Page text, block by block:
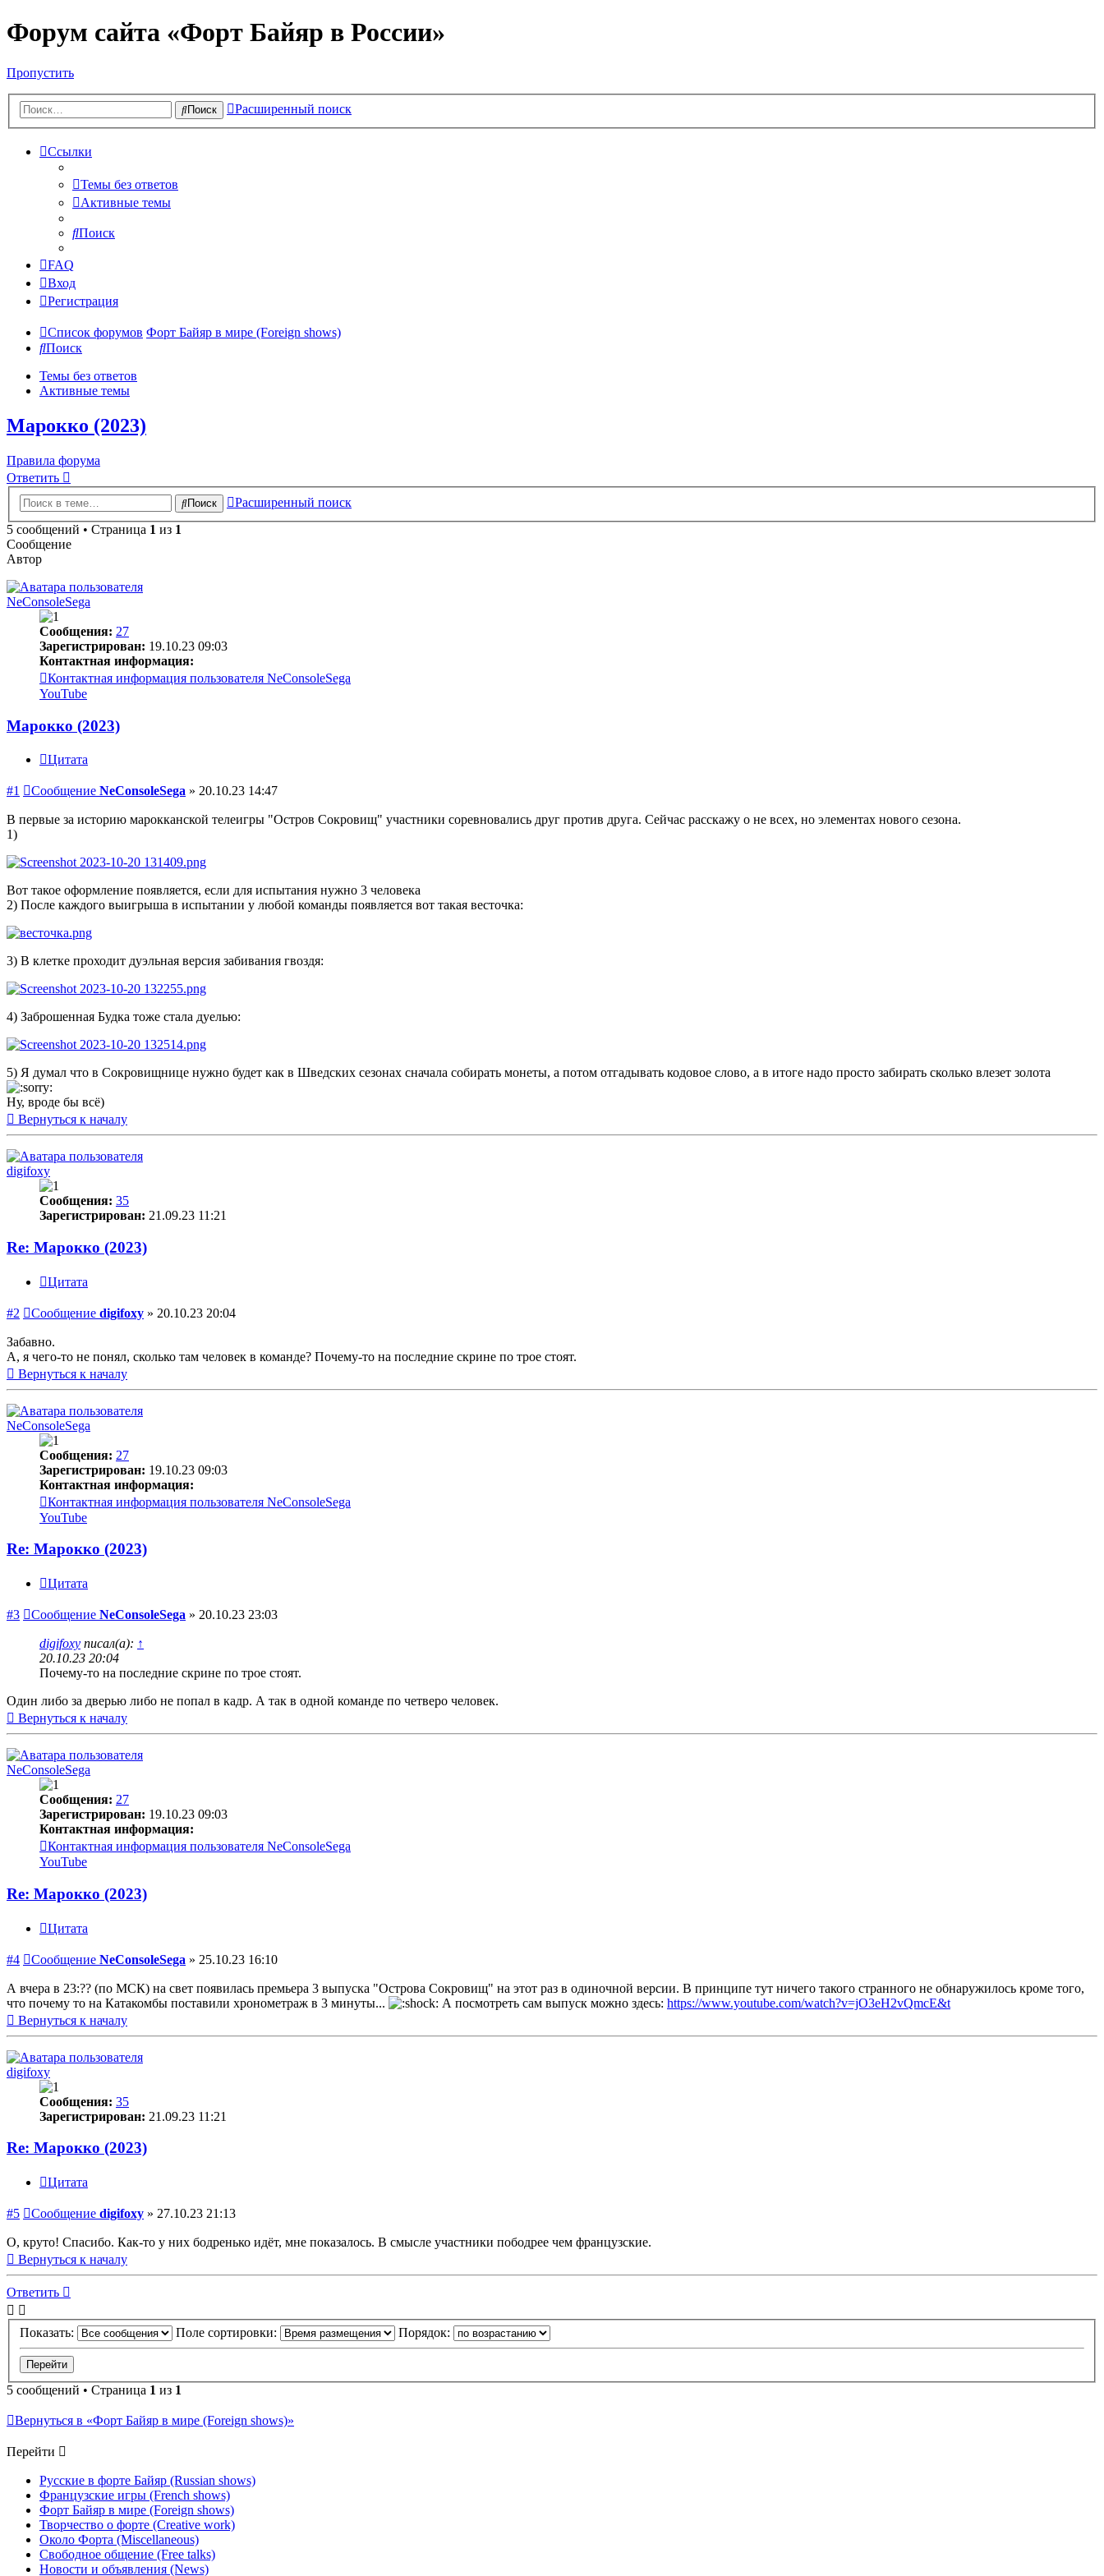
Форум сайта «Форт Байяр в России»
Пропустить
Поиск Расширенный поиск
Ссылки
Темы без ответов
Активные темы
Поиск
FAQ
Вход
Регистрация
Список форумов Форт Байяр в мире (Foreign shows)
Поиск
Темы без ответов
Активные темы
Марокко (2023)
Правила форума
Ответить
Поиск
Расширенный поиск
5 сообщений • Страница 1 из 1
Сообщение
Автор
NeConsoleSega
Сообщения: 27
Зарегистрирован: 19.10.23 09:03
Контактная информация:
Контактная информация пользователя NeConsoleSega
YouTube
Марокко (2023)
Цитата
#1 Сообщение NeConsoleSega » 20.10.23 14:47
В первые за историю марокканской телеигры "Остров Сокровищ" участники соревновались друг против друга. Сейчас расскажу о не всех, но элементах нового сезона.
1)
Вот такое оформление появляется, если для испытания нужно 3 человека
2) После каждого выигрыша в испытании у любой команды появляется вот такая весточка:
3) В клетке проходит дуэльная версия забивания гвоздя:
4) Заброшенная Будка тоже стала дуелью:
5) Я думал что в Сокровищнице нужно будет как в Шведских сезонах сначала собирать монеты, а потом отгадывать кодовое слово, а в итоге надо просто забирать сколько влезет золота
Ну, вроде бы всё)
Вернуться к началу
digifoxy
Сообщения: 35
Зарегистрирован: 21.09.23 11:21
Re: Марокко (2023)
Цитата
#2 Сообщение digifoxy » 20.10.23 20:04
Забавно.
А, я чего-то не понял, сколько там человек в команде? Почему-то на последние скрине по трое стоят.
Вернуться к началу
NeConsoleSega
Сообщения: 27
Зарегистрирован: 19.10.23 09:03
Контактная информация:
Контактная информация пользователя NeConsoleSega
YouTube
Re: Марокко (2023)
Цитата
#3 Сообщение NeConsoleSega » 20.10.23 23:03
digifoxy писал(а): ↑
20.10.23 20:04
Почему-то на последние скрине по трое стоят.
Один либо за дверью либо не попал в кадр. А так в одной команде по четверо человек.
Вернуться к началу
NeConsoleSega
Сообщения: 27
Зарегистрирован: 19.10.23 09:03
Контактная информация:
Контактная информация пользователя NeConsoleSega
YouTube
Re: Марокко (2023)
Цитата
#4 Сообщение NeConsoleSega » 25.10.23 16:10
А вчера в 23:?? (по МСК) на свет появилась премьера 3 выпуска "Острова Сокровищ" на этот раз в одиночной версии. В принципе тут ничего такого странного не обнаружилось кроме того,
что почему то на Катакомбы поставили хронометраж в 3 минуты...
А посмотреть сам выпуск можно здесь: https://www.youtube.com/watch?v=jO3eH2vQmcE&t
Вернуться к началу
digifoxy
Сообщения: 35
Зарегистрирован: 21.09.23 11:21
Re: Марокко (2023)
Цитата
#5 Сообщение digifoxy » 27.10.23 21:13
О, круто! Спасибо. Как-то у них бодренько идёт, мне показалось. В смысле участники пободрее чем французские.
Вернуться к началу
Ответить
Показать: Поле сортировки: Порядок:
5 сообщений • Страница 1 из 1
Вернуться в «Форт Байяр в мире (Foreign shows)»
Перейти
Русские в форте Байяр (Russian shows)
Французские игры (French shows)
Форт Байяр в мире (Foreign shows)
Творчество о форте (Creative work)
Около Форта (Miscellaneous)
Свободное общение (Free talks)
Новости и объявления (News)